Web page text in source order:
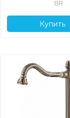
BR
Купить